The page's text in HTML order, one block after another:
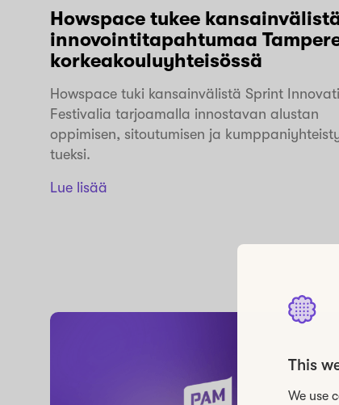
This
We use
Howspace tukee
innovointitapahtumaa
korkeakouluyhteisössä
Howspace tuki kansainvälistä Sprint
Festivalia tarjoamalla innostavan alustan
oppimisen, sitoutumisen ja
tueksi.
Lue lisää